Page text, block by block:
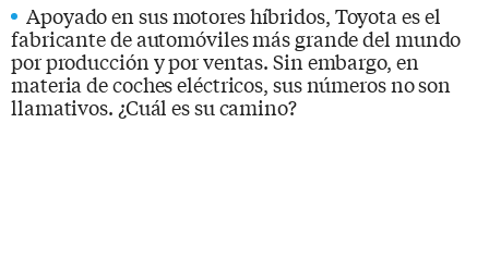
Apoyado en sus motores híbridos, Toyota es el
fabricante de automóviles más grande del mundo
por producción y por ventas. Sin embargo, en
materia de coches eléctricos, sus números no son
llamativos. ¿Cuál es su camino?